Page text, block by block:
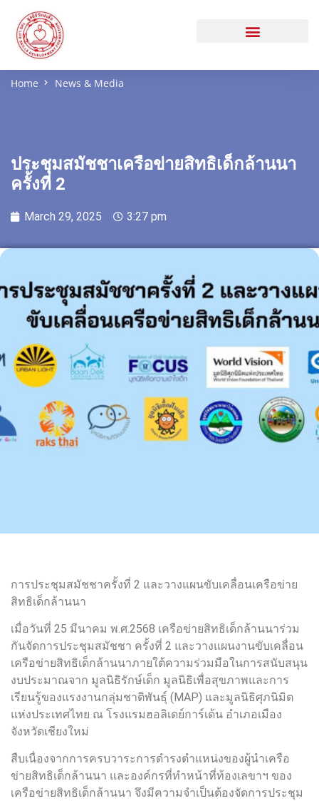
Home News & Media
ประชุมสมัชชาเครือข่ายสิทธิเด็กล้านนา
ครั้งที่ 2
March 29, 2025 3:27 pm
การประชุมสมัชชาครั้งที่ 2 และวางแผนขับเคลื่อนเครือข่าย
สิทธิเด็กล้านนา
เมื่อวันที่ 25 มีนาคม พ.ศ.2568 เครือข่ายสิทธิเด็กล้านนาร่วม
กันจัดการประชุมสมัชชา ครั้งที่ 2 และวางแผนงานขับเคลื่อน
เครือข่ายสิทธิเด็กล้านนาภายใต้ความร่วมมือในการสนับสนุน
งบประมาณจาก มูลนิธิรักษ์เด็ก มูลนิธิเพื่อสุขภาพและการ
เรียนรู้ของแรงงานกลุ่มชาติพันธุ์ (MAP) และมูลนิธิศุภนิมิต
แห่งประเทศไทย ณ โรงแรมฮอลิเดย์การ์เด้น อำเภอเมือง
จังหวัดเชียงใหม่
สืบเนื่องจากการครบวาระการดำรงตำแหน่งของผู้นำเครือ
ข่ายสิทธิเด็กล้านนา และองค์กรที่ทำหน้าที่ท้องเลขาฯ ของ
เครือข่ายสิทธิเด็กล้านนา จึงมีความจำเป็นต้องจัดการประชุม